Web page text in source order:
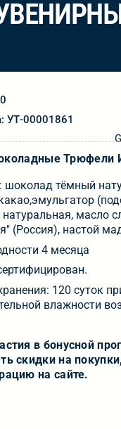
УТ-00001861
Трюфели
шоколад тёмный
масло
(Россия), настой
4 месяца
120 суток
влажности
в бонусной
скидки на
на сайте.